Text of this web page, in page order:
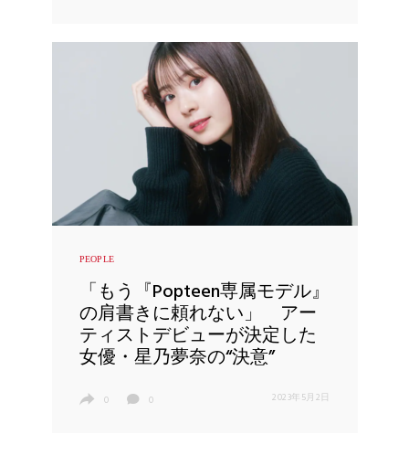
PEOPLE
「もう『Popteen専属モデル』
の肩書きに頼れない」 アー
ティストデビューが決定した
女優・星乃夢奈の“決意”
0 0 2023年5月2日